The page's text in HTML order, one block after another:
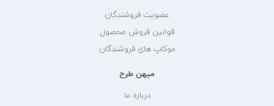
عضویت فروشندگان
قوانین فروش محصول
موکاپ های فروشندگان
میهن طرح
درباره ما